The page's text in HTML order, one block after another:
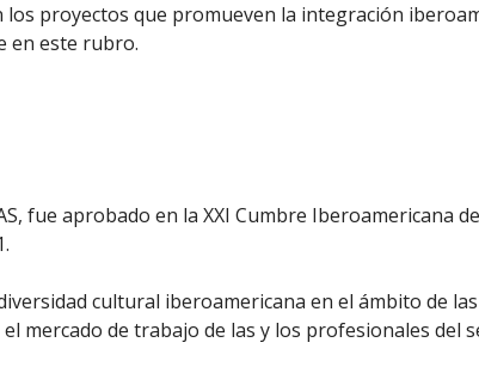
proyectos que promueven la integración
en este rubro.
fue aprobado en la XXI Cumbre Iberoamericana
cultural iberoamericana en el ámbito de
mercado de trabajo de las y los profesionales del